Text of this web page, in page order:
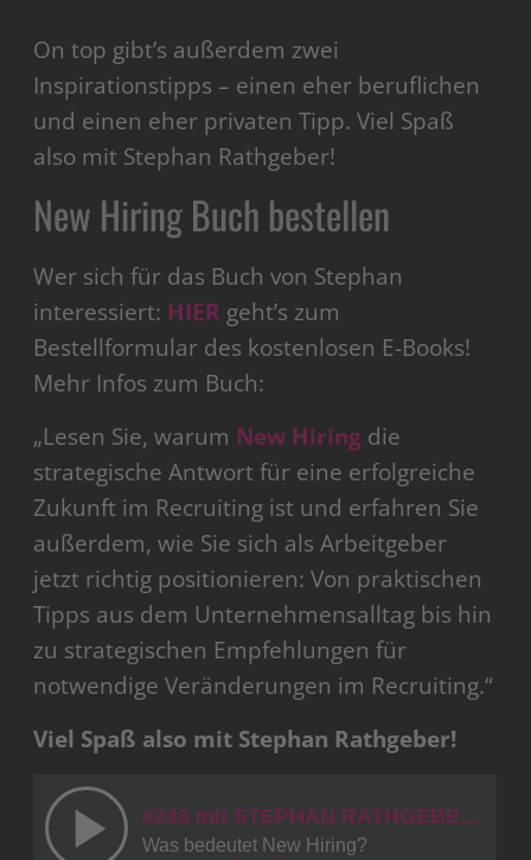
On top gibt’s außerdem zwei
Inspirationstipps – einen eher beruflichen
und einen eher privaten Tipp. Viel Spaß
also mit Stephan Rathgeber!
New Hiring Buch bestellen
Wer sich für das Buch von Stephan
interessiert: HIER geht’s zum
Bestellformular des kostenlosen E-Books!
Mehr Infos zum Buch:
„Lesen Sie, warum New Hiring die
strategische Antwort für eine erfolgreiche
Zukunft im Recruiting ist und erfahren Sie
außerdem, wie Sie sich als Arbeitgeber
jetzt richtig positionieren: Von praktischen
Tipps aus dem Unternehmensalltag bis hin
zu strategischen Empfehlungen für
notwendige Veränderungen im Recruiting.“
Viel Spaß also mit Stephan Rathgeber!